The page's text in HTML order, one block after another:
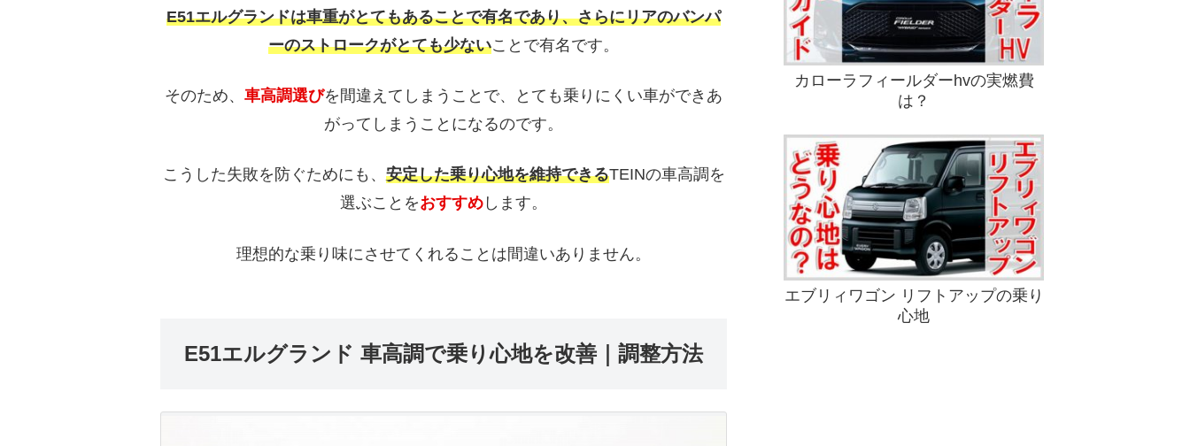
E51エルグランドは車重がとてもあることで有名であり、さらにリアのバンパ
ーのストロークがとても少ないことで有名です。
そのため、 車高調選びを間違えてしまうことで、とても乗りにくい車ができあ
がってしまうことになるのです。
こうした失敗を防ぐためにも、 安定した乗り心地を維持できるTEINの車高調を
選ぶことをおすすめ します。
理想的な乗り味にさせてくれることは間違いありません。
E51エルグランド 車高調で乗り心地を改善｜調整方法
カローラフィールダーhvの実燃費
は？
エブリィワゴン リフトアップの乗り
心地